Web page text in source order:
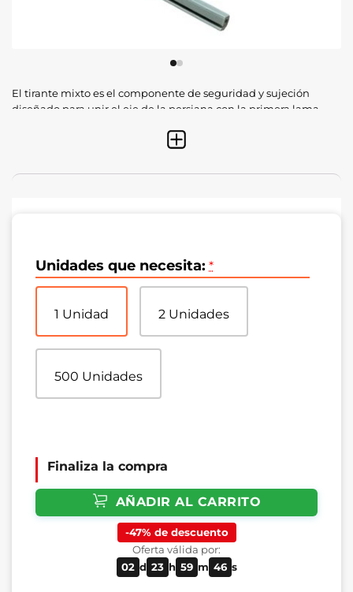
El tirante mixto es el componente de seguridad y sujeción
diseñado para unir el eje de la persiana con la primera lama
que combina acero inoxidable y polímeros de alta densidad,
durante el movimiento. Es la solución técnica ideal para
Unidades que necesita: *
1 Unidad 2 Unidades
500 Unidades
Finaliza la compra
AÑADIR AL CARRITO
-47% de descuento
Oferta válida por:
02 d 23 h 59 m 45 s